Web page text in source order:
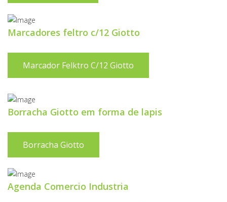
Marcadores feltro c/12 Giotto
Marcador Felktro C/12 Giotto
Borracha Giotto em forma de lapis
Borracha Giotto
Agenda Comercio Industria